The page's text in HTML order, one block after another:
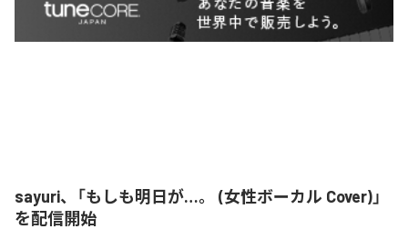
sayuri、「もしも明日が…。 (女性ボーカル Cover)」
を配信開始